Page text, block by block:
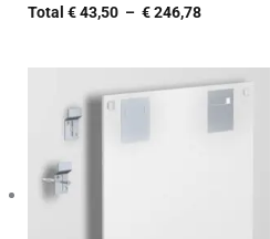
Total €43,50 – €246,78